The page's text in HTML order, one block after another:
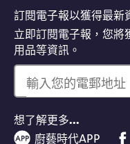
訂閱電子報以獲得最新
立即訂閱電子報，您將
用品等資訊。
輸入您的電郵地址
想了解更多…
廚藝時代APP